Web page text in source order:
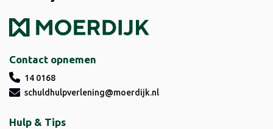
Contact opnemen
14 0168
schuldhulpverlening@moerdijk.nl
Hulp & Tips